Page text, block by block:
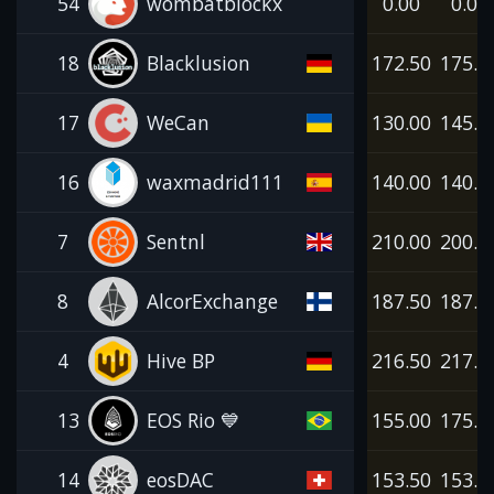
18 Blacklusion 172.50
17 WeCan 130.00
16 waxmadrid111 140.00
7 Sentnl 210.00
8 AlcorExchange 187.50
4 Hive BP 216.50
13 EOS Rio 💙 155.00
14 eosDAC 153.50